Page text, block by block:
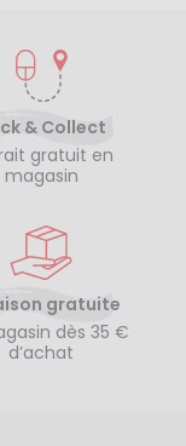
& Collect
gratuit en
magasin
gratuite
dès 35 €
d’achat